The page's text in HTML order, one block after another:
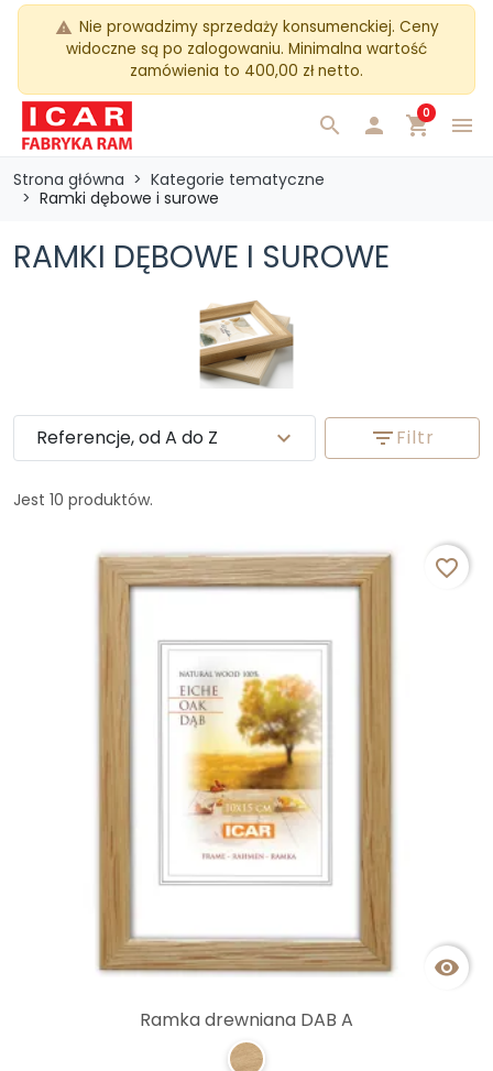
warning Nie prowadzimy sprzedaży konsumenckiej. Ceny
widoczne są po zalogowaniu. Minimalna wartość
zamówienia to 400,00 zł netto.
menu
search  shopping_cart
0
Strona główna
Kategorie tematyczne
Ramki dębowe i surowe
RAMKI DĘBOWE I SUROWE
Jest 10 produktów.
Referencje, od A do Z expand_more filter_listFiltr

favorite_border
Ramka drewniana DAB A